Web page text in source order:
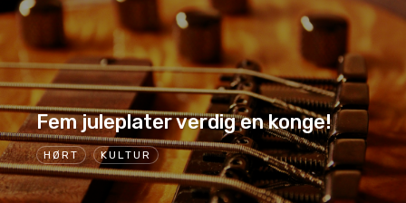
HØRT KULTUR
Fem juleplater verdig en konge!